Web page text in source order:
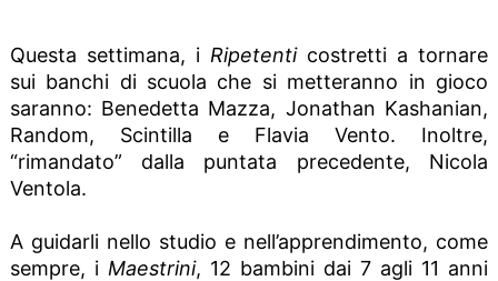
Questa settimana, i Ripetenti costretti a tornare
sui banchi di scuola che si metteranno in gioco
saranno: Benedetta Mazza, Jonathan Kashanian,
Random, Scintilla e Flavia Vento. Inoltre,
“rimandato” dalla puntata precedente, Nicola
Ventola.
A guidarli nello studio e nell’apprendimento, come
sempre, i Maestrini, 12 bambini dai 7 agli 11 anni